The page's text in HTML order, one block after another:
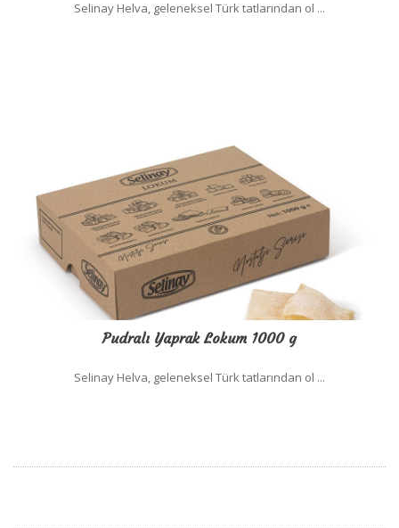
Selinay Helva, geleneksel Türk tatlarından ol ...
Pudralı Yaprak Lokum 1000 g
Selinay Helva, geleneksel Türk tatlarından ol ...